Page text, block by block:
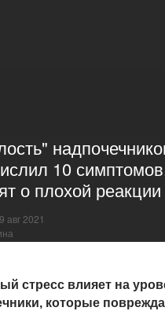
10
о плохой
авг 2021
стресс влияет на
которые